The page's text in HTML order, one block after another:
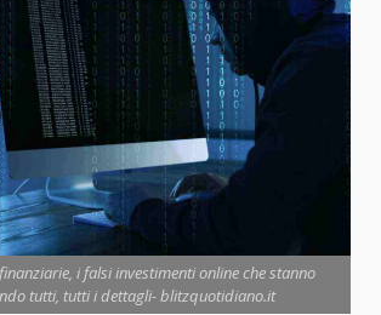
i falsi investimenti online che stanno
tutti, tutti i dettagli- blitzquotidiano.it